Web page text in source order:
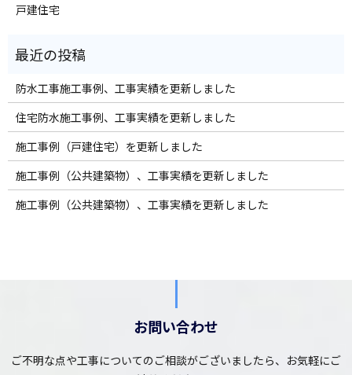
戸建住宅
防水工事施工事例、工事実績を更新しました
住宅防水施工事例、工事実績を更新しました
施工事例（戸建住宅）を更新しました
施工事例（公共建築物）、工事実績を更新しました
施工事例（公共建築物）、工事実績を更新しました
お問い合わせ
ご不明な点や工事についてのご相談がございましたら、お気軽にご